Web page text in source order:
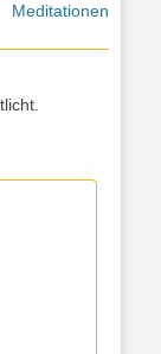
Meditationen